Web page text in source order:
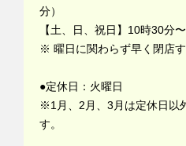
分）
【土、日、祝日】10時30分
※ 曜日に関わらず早く閉店す
●定休日：火曜日
※1月、2月、3月は定休日以
す。